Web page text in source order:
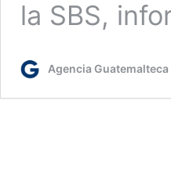
la SBS,
Agencia